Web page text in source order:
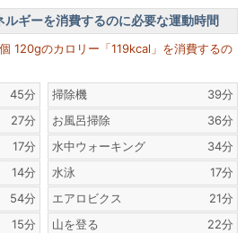
ルギーを消費するのに必要な運動時間
120gのカロリー「119kcal」を消費するの
45分
27分
17分
14分
54分
15分
掃除機
39分
お風呂掃除
36分
水中ウォーキング
34分
水泳
17分
エアロビクス
21分
山を登る
22分